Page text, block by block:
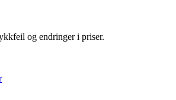
og endringer i priser.